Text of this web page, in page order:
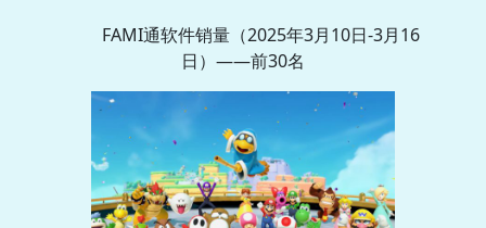
FAMI通软件销量（2025年3月10日-3月16
日）——前30名